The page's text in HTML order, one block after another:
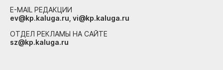
E-MAIL РЕДАКЦИИ
ev@kp.kaluga.ru, vi@kp.kaluga.ru
ОТДЕЛ РЕКЛАМЫ НА САЙТЕ
sz@kp.kaluga.ru